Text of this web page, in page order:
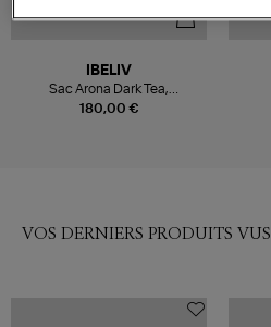
180,00 €
IBELIV
Sac Arona Dark Tea,
Exclusivité Lulli
VOS DERNIERS PRODUITS VUS